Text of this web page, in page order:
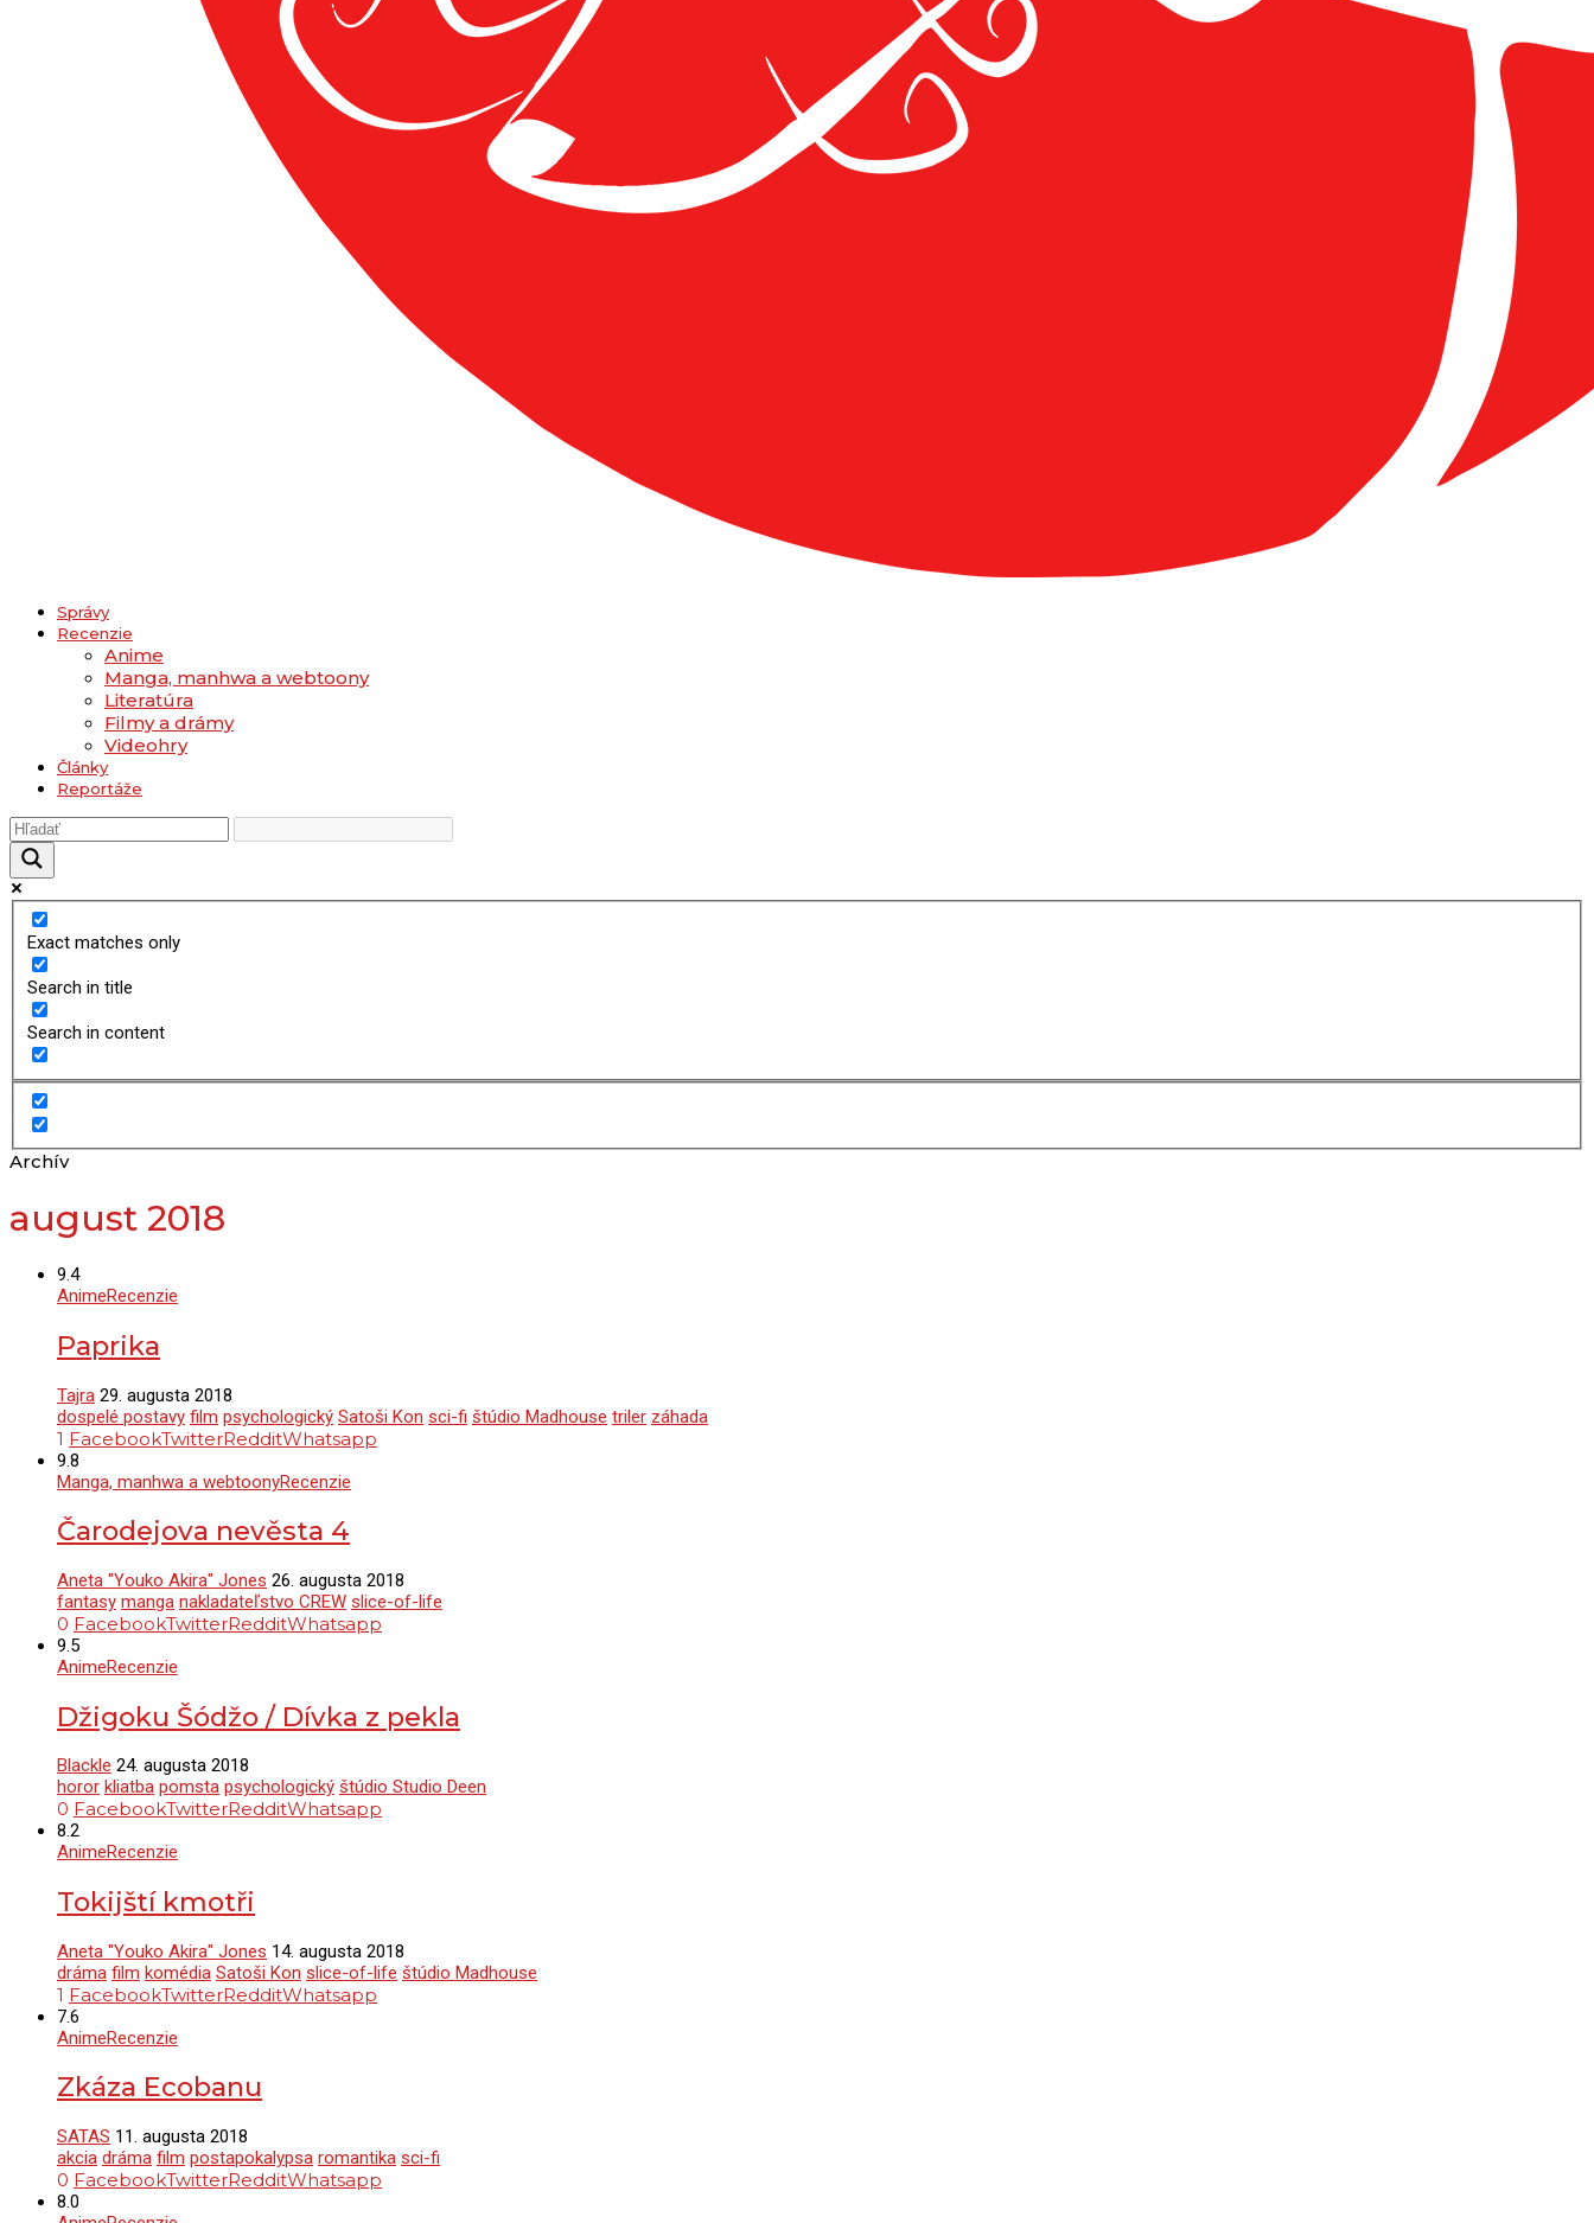
Správy
Recenzie
Anime
Manga, manhwa a webtoony
Literatúra
Filmy a drámy
Videohry
Články
Reportáže
Exact matches only
Search in title
Search in content
Archív
august 2018
9.4
AnimeRecenzie
Paprika
Tajra 29. augusta 2018
dospelé postavy film psychologický Satoši Kon sci-fi štúdio Madhouse triler záhada
1 FacebookTwitterRedditWhatsapp
9.8
Manga, manhwa a webtoonyRecenzie
Čarodejova nevěsta 4
Aneta "Youko Akira" Jones 26. augusta 2018
fantasy manga nakladateľstvo CREW slice-of-life
0 FacebookTwitterRedditWhatsapp
9.5
AnimeRecenzie
Džigoku Šódžo / Dívka z pekla
Blackle 24. augusta 2018
horor kliatba pomsta psychologický štúdio Studio Deen
0 FacebookTwitterRedditWhatsapp
8.2
AnimeRecenzie
Tokijští kmotři
Aneta "Youko Akira" Jones 14. augusta 2018
dráma film komédia Satoši Kon slice-of-life štúdio Madhouse
1 FacebookTwitterRedditWhatsapp
7.6
AnimeRecenzie
Zkáza Ecobanu
SATAS 11. augusta 2018
akcia dráma film postapokalypsa romantika sci-fi
0 FacebookTwitterRedditWhatsapp
8.0